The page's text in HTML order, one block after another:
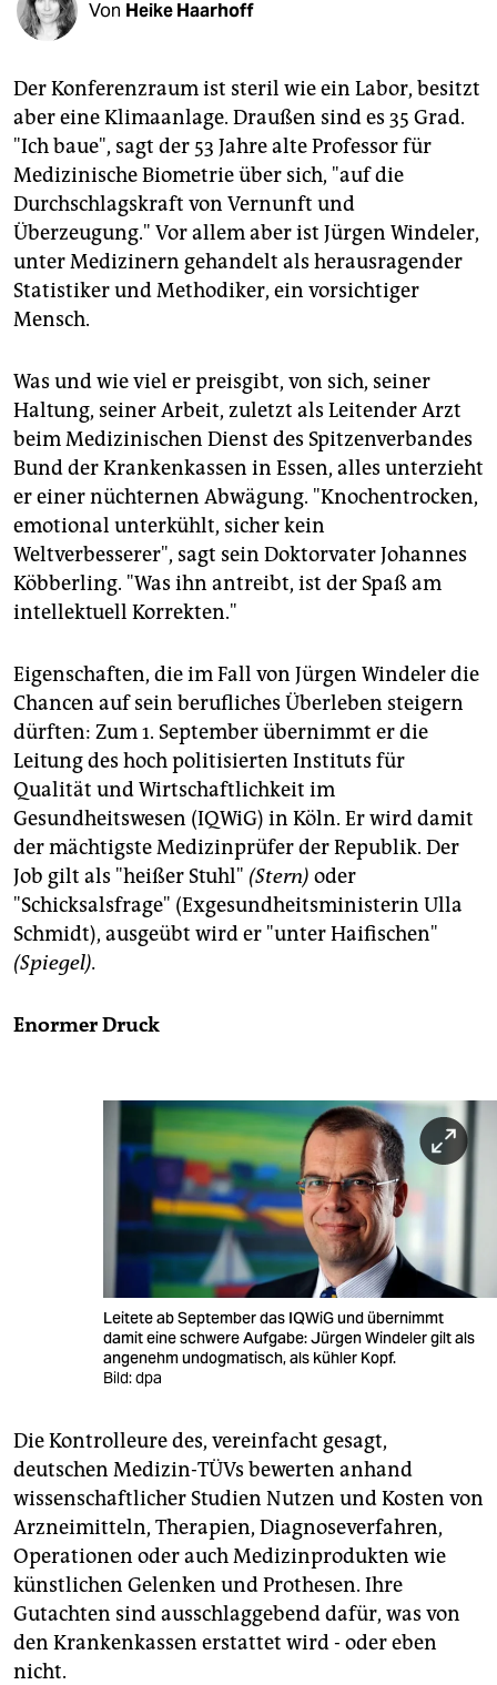
fragen & hilfe
abo
genossenschaft
epaper login
Von Heike Haarhoff
Der Konferenzraum ist steril wie ein Labor, besitzt
aber eine Klimaanlage. Draußen sind es 35 Grad.
"Ich baue", sagt der 53 Jahre alte Professor für
Medizinische Biometrie über sich, "auf die
Durchschlagskraft von Vernunft und
Überzeugung." Vor allem aber ist Jürgen Windeler,
unter Medizinern gehandelt als herausragender
Statistiker und Methodiker, ein vorsichtiger
Mensch.
Was und wie viel er preisgibt, von sich, seiner
Haltung, seiner Arbeit, zuletzt als Leitender Arzt
beim Medizinischen Dienst des Spitzenverbandes
Bund der Krankenkassen in Essen, alles unterzieht
er einer nüchternen Abwägung. "Knochentrocken,
emotional unterkühlt, sicher kein
Weltverbesserer", sagt sein Doktorvater Johannes
Köbberling. "Was ihn antreibt, ist der Spaß am
intellektuell Korrekten."
Eigenschaften, die im Fall von Jürgen Windeler die
Chancen auf sein berufliches Überleben steigern
dürften: Zum 1. September übernimmt er die
Leitung des hoch politisierten Instituts für
Qualität und Wirtschaftlichkeit im
Gesundheitswesen (IQWiG) in Köln. Er wird damit
der mächtigste Medizinprüfer der Republik. Der
Job gilt als "heißer Stuhl" (Stern) oder
"Schicksalsfrage" (Exgesundheitsministerin Ulla
Schmidt), ausgeübt wird er "unter Haifischen"
(Spiegel).
Enormer Druck
Leitete ab September das IQWiG und übernimmt
damit eine schwere Aufgabe: Jürgen Windeler gilt als
angenehm undogmatisch, als kühler Kopf.
Bild: dpa
Die Kontrolleure des, vereinfacht gesagt,
deutschen Medizin-TÜVs bewerten anhand
wissenschaftlicher Studien Nutzen und Kosten von
Arzneimitteln, Therapien, Diagnoseverfahren,
Operationen oder auch Medizinprodukten wie
künstlichen Gelenken und Prothesen. Ihre
Gutachten sind ausschlaggebend dafür, was von
den Krankenkassen erstattet wird - oder eben
nicht.